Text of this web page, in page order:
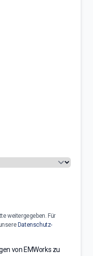
weitergegeben. Für
Datenschutz-
von EMWorks zu